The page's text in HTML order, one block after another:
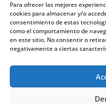
Para ofrecer las mejores
cookies para almacenar y/o
consentimiento de estas
como el comportamiento de
en este sitio. No consentir o
negativamente a ciertas